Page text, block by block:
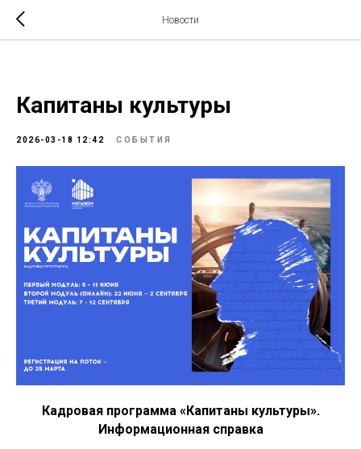
Новости
Капитаны культуры
2026-03-18 12:42 СОБЫТИЯ
Кадровая программа «Капитаны культуры».
Информационная справка